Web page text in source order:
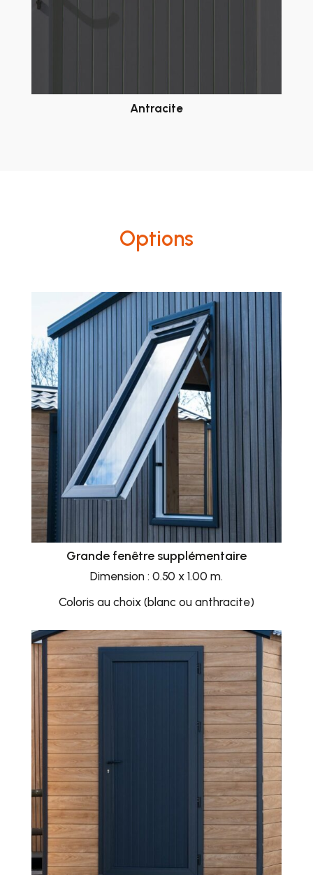
Antracite
Options
Grande fenêtre supplémentaire
Dimension : 0.50 x 1.00 m.
Coloris au choix (blanc ou anthracite)